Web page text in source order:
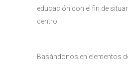
educación con el fin de situar
centro.
Basándonos en elementos